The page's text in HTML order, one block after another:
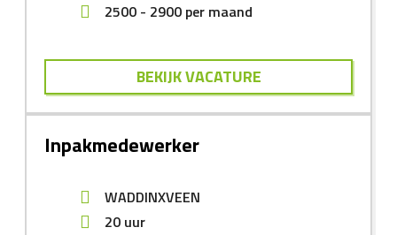
2500 - 2900 per maand
BEKIJK VACATURE
Inpakmedewerker
WADDINXVEEN
20 uur